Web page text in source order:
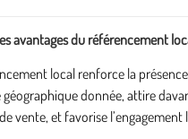
avantages du référencement
local renforce la
géographique donnée, attire
vente, et favorise l’engagement